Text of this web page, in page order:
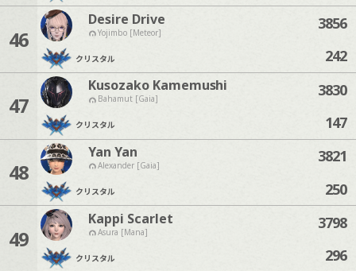
46
Desire Drive
Yojimbo [Meteor]
クリスタル
3856
242
47
Kusozako Kamemushi
Bahamut [Gaia]
クリスタル
3830
147
48
Yan Yan
Alexander [Gaia]
クリスタル
3821
250
49
Kappi Scarlet
Asura [Mana]
クリスタル
3798
296